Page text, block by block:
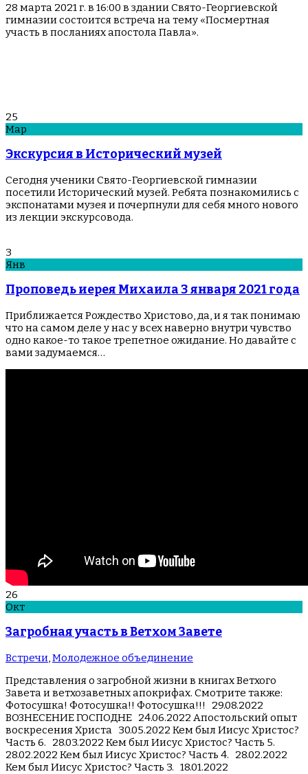
28 марта 2021 г. в 16:00 в здании Свято-Георгиевской
гимназии состоится встреча на тему «Посмертная
участь в посланиях апостола Павла».
25
Мар
Экскурсия в Исторический музей
Сегодня ученики Свято-Георгиевской гимназии
посетили Исторический музей. Ребята познакомились с
экспонатами музея и почерпнули для себя много нового
из лекции экскурсовода.
3
Янв
Проповедь иерея Михаила 3 января 2021 года
Приближается Рождество Христово, да, и я так понимаю
что на самом деле у нас у всех наверно внутри чувство
одно какое-то такое трепетное ожидание. Но давайте с
вами задумаемся…
26
Окт
Загробная участь в Ветхом Завете
Встречи,Молодежное объединение
Представления о загробной жизни в книгах Ветхого
Завета и ветхозаветных апокрифах. Смотрите также:
Фотосушка! Фотосушка!! Фотосушка!!! 29.08.2022
ВОЗНЕСЕНИЕ ГОСПОДНЕ 24.06.2022 Апостольский опыт
воскресения Христа 30.05.2022 Кем был Иисус Христос?
Часть 6. 28.03.2022 Кем был Иисус Христос? Часть 5.
28.02.2022 Кем был Иисус Христос? Часть 4. 28.02.2022
Кем был Иисус Христос? Часть 3. 18.01.2022